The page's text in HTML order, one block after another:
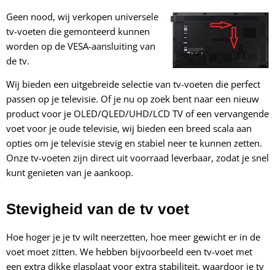
Geen nood, wij verkopen universele
tv-voeten die gemonteerd kunnen
worden op de VESA-aansluiting van
de tv.
Wij bieden een uitgebreide selectie van tv-voeten die perfect
passen op je televisie. Of je nu op zoek bent naar een nieuw
product voor je OLED/QLED/UHD/LCD TV of een vervangende
voet voor je oude televisie, wij bieden een breed scala aan
opties om je televisie stevig en stabiel neer te kunnen zetten.
Onze tv-voeten zijn direct uit voorraad leverbaar, zodat je snel
kunt genieten van je aankoop.
Stevigheid van de tv voet
Hoe hoger je je tv wilt neerzetten, hoe meer gewicht er in de
voet moet zitten. We hebben bijvoorbeeld een tv-voet met
een extra dikke glasplaat voor extra stabiliteit, waardoor je tv